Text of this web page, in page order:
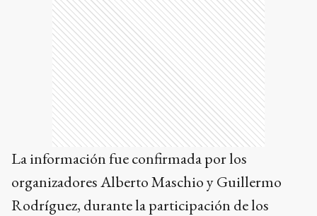
La información fue confirmada por los
organizadores Alberto Maschio y Guillermo
Rodríguez, durante la participación de los